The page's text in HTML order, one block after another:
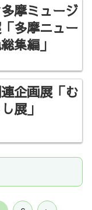
摩ミュージ
多摩ニュー
集編」
企画展「む
展」